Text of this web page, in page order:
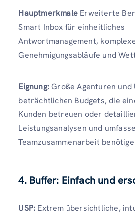
Hauptmerkmale Erweiterte
Smart Inbox für einheitliches
Antwortmanagement, komplexe
Genehmigungsabläufe und
Eignung:Große Agenturen und
beträchtlichen Budgets, die
Kunden betreuen oder
Leistungsanalysen und
Teamzusammenarbeit
4. Buffer: Einfach und
USP: Extrem übersichtliche,